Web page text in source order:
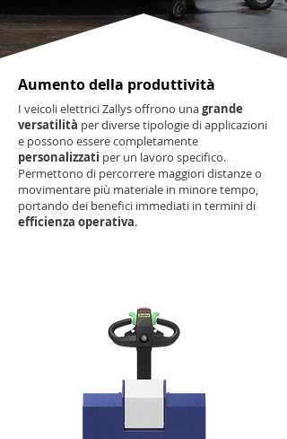
Aumento della produttività
I veicoli elettrici Zallys offrono unagrande
versatilità per diverse tipologie di applicazioni
e possono essere completamente
personalizzati per un lavoro specifico.
Permettono di percorrere maggiori distanze o
movimentare più materiale in minore tempo,
portando dei benefici immediati in termini di
efficienza operativa.